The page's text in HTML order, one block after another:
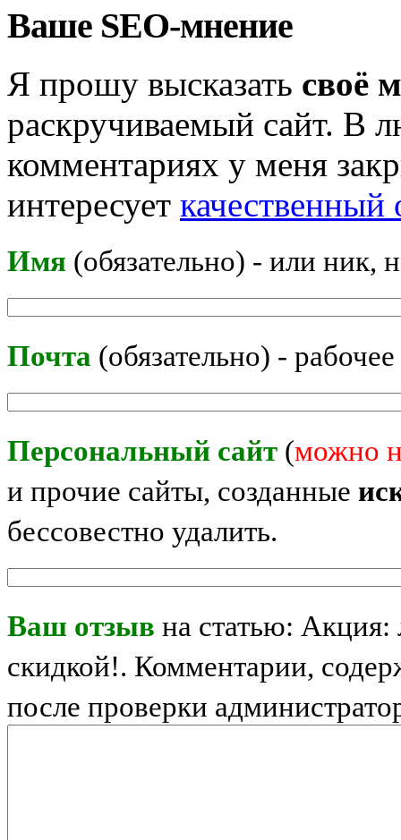
Ваше SEO-мнение
Я прошу высказать своё
раскручиваемый сайт. В
комментариях у меня
интересует
Имя (обязательно) - или ник,
Почта (обязательно) -
Персональный сайт (можно
и прочие сайты, созданные
бессовестно удалить.
Ваш отзыв на статью:
скидкой!. Комментарии,
после проверки